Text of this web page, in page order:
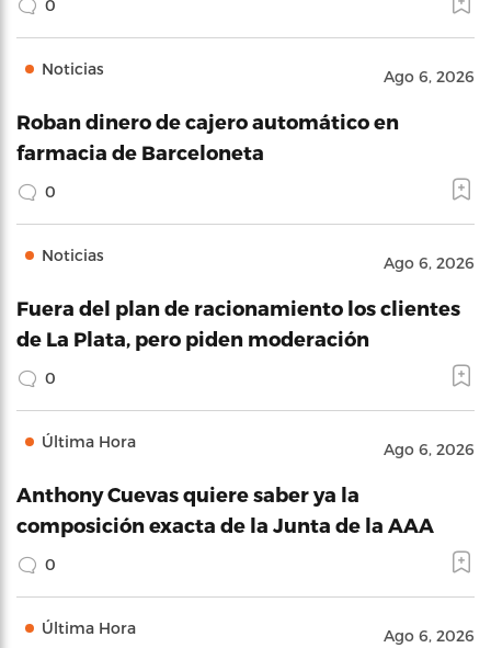
0
Noticias Ago 6, 2026
Roban dinero de cajero automático en
farmacia de Barceloneta
0
Noticias Ago 6, 2026
Fuera del plan de racionamiento los clientes
de La Plata, pero piden moderación
0
Última Hora Ago 6, 2026
Anthony Cuevas quiere saber ya la
composición exacta de la Junta de la AAA
0
Última Hora Ago 6, 2026